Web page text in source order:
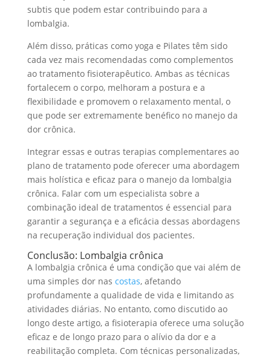
subtis que podem estar contribuindo para a
lombalgia.
Além disso, práticas como yoga e Pilates têm sido
cada vez mais recomendadas como complementos
ao tratamento fisioterapêutico. Ambas as técnicas
fortalecem o corpo, melhoram a postura e a
flexibilidade e promovem o relaxamento mental, o
que pode ser extremamente benéfico no manejo da
dor crônica.
Integrar essas e outras terapias complementares ao
plano de tratamento pode oferecer uma abordagem
mais holística e eficaz para o manejo da lombalgia
crônica. Falar com um especialista sobre a
combinação ideal de tratamentos é essencial para
garantir a segurança e a eficácia dessas abordagens
na recuperação individual dos pacientes.
Conclusão: Lombalgia crônica
A lombalgia crônica é uma condição que vai além de
uma simples dor nas costas, afetando
profundamente a qualidade de vida e limitando as
atividades diárias. No entanto, como discutido ao
longo deste artigo, a fisioterapia oferece uma solução
eficaz e de longo prazo para o alívio da dor e a
reabilitação completa. Com técnicas personalizadas,